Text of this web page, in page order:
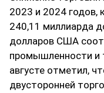
2023 и 2024 годов,
240,11 миллиарда
долларов США
промышленности и
августе отметил,
двусторонней